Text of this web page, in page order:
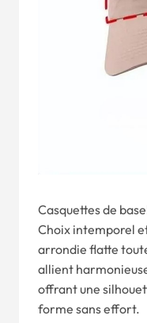
Casquettes de
Choix intemporel
arrondie flatte
allient
offrant une
forme sans effort.